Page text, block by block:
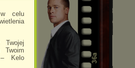
w celu
– Kelo